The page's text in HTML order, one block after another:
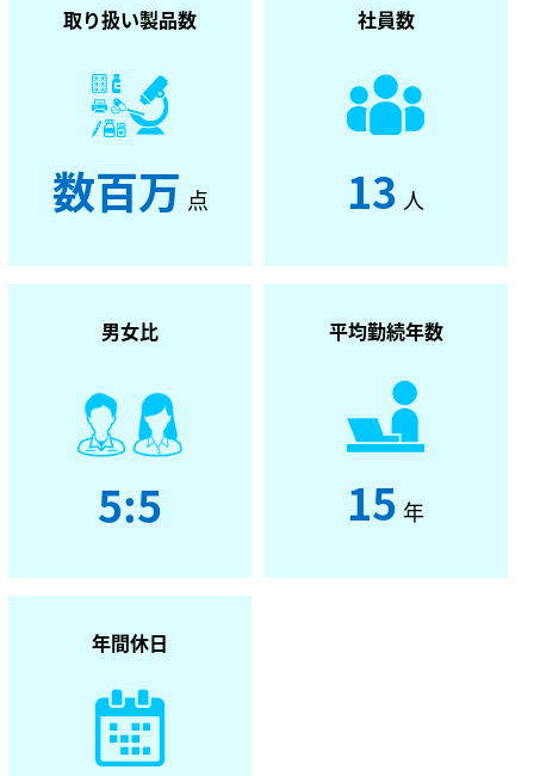
取り扱い製品数
数百万 点
社員数
13 人
男女比
5:5
平均勤続年数
15 年
年間休日